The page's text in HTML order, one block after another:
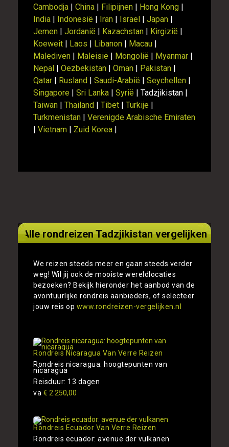
Cambodja | China | Filipijnen | Hong Kong |
India | Indonesië | Iran | Israel | Japan |
Jemen | Jordanië | Kazachstan | Kirgizië |
Koeweit | Laos | Libanon | Macau |
Malediven | Maleisië | Mongolië | Myanmar |
Nepal | Oezbekistan | Oman | Pakistan |
Qatar | Rusland | Saudi-Arabië | Seychellen |
Singapore | Sri Lanka | Syrië | Tadzjikistan |
Taiwan | Thailand | Tibet | Turkije |
Turkmenistan | Verenigde Arabische Emiraten
| Vietnam | Zuid Korea |
Alle rondreizen Tadzjikistan vergelijken
We reizen steeds meer en gaan steeds verder
weg! Wil jij ook de mooiste wereldlocaties
bezoeken? Bekijk hieronder het aanbod van de
avontuurlijke rondreis aanbieders, of selecteer
jouw reis op www.rondreizen-vergelijken.nl
Rondreis Nicaragua Van Verre Reizen
Rondreis nicaragua: hoogtepunten van
nicaragua
Reisduur: 13 dagen
va € 2.250,00
Rondreis Ecuador Van Verre Reizen
Rondreis ecuador: avenue der vulkanen